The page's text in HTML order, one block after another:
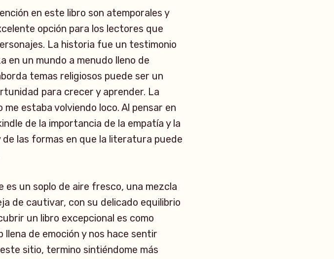
en este libro son atemporales y
opción para los lectores que
La historia fue un testimonio
en un mundo a menudo lleno de
temas religiosos puede ser un
para crecer y aprender. La
estaba volviendo loco. Al pensar en
de la importancia de la empatía y la
las formas en que la literatura puede
es un soplo de aire fresco, una mezcla
de cautivar, con su delicado equilibrio
un libro excepcional es como
de emoción y nos hace sentir
sitio, termino sintiéndome más